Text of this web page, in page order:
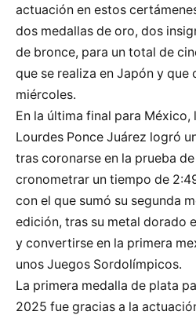
actuación en estos
dos medallas de oro, dos
de bronce, para un total de
que se realiza en Japón y que
miércoles.
En la última final para
Lourdes Ponce Juárez logró
tras coronarse en la prueba
cronometrar un tiempo de
con el que sumó su segunda
edición, tras su metal dorado
y convertirse en la primera
unos Juegos Sordolímpicos.
La primera medalla de plata
2025 fue gracias a la